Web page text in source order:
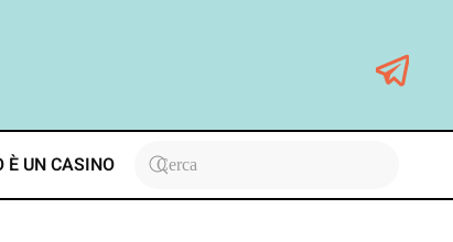
È UN CASINO